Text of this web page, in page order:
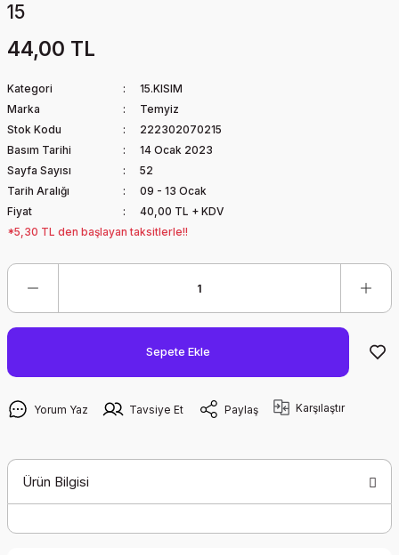
15
44,00 TL
Kategori
15.KISIM
Marka
Temyiz
Stok Kodu
222302070215
Basım Tarihi
14 Ocak 2023
Sayfa Sayısı
52
Tarih Aralığı
09 - 13 Ocak
Fiyat
40,00 TL + KDV
*5,30 TL den başlayan taksitlerle!!
Sepete Ekle
Yorum Yaz Tavsiye Et Paylaş Karşılaştır
Ürün Bilgisi